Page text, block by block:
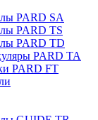
PARD SA
PARD TS
PARD TD
PARD TA
PARD FT